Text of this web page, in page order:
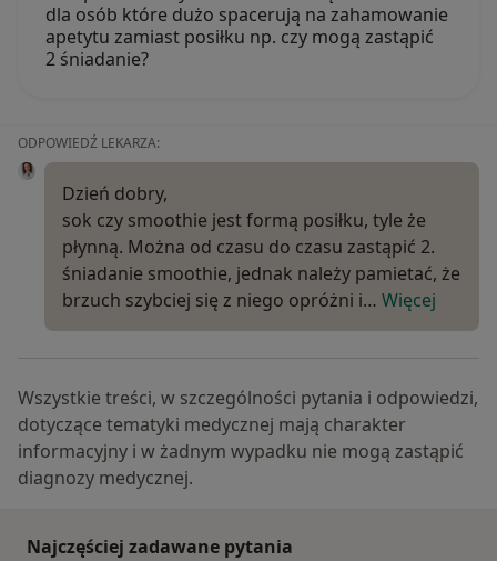
dla osób które dużo spacerują na zahamowanie
apetytu zamiast posiłku np. czy mogą zastąpić
2 śniadanie?
ODPOWIEDŹ LEKARZA:
Dzień dobry,
sok czy smoothie jest formą posiłku, tyle że
płynną. Można od czasu do czasu zastąpić 2.
śniadanie smoothie, jednak należy pamietać, że
brzuch szybciej się z niego opróżni i… Więcej
Wszystkie treści, w szczególności pytania i odpowiedzi,
dotyczące tematyki medycznej mają charakter
informacyjny i w żadnym wypadku nie mogą zastąpić
diagnozy medycznej.
Najczęściej zadawane pytania